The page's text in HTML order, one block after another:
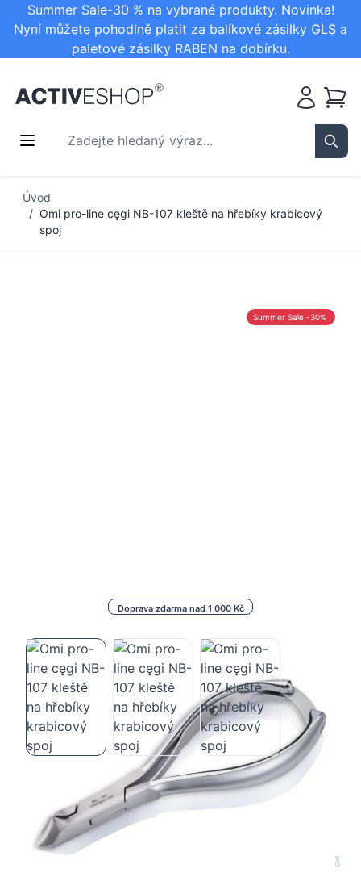
Summer Sale-30 % na vybrané produkty. Novinka!
Nyní můžete pohodlně platit za balíkové zásilky GLS a
paletové zásilky RABEN na dobírku.
Zadejte hledaný výraz...
Košík
Úvod
/ Omi pro-line cęgi NB-107 kleště na hřebíky krabicový
spoj
Doprava zdarma nad 1 000 Kč
Summer Sale -30%
Omi pro-line cęgi NB-107 kleště na
hřebíky krabicový spoj